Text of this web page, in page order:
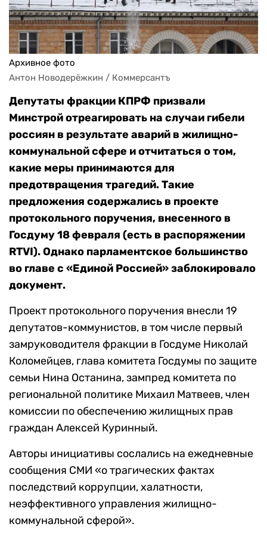
Архивное фото
Антон Новодерёжкин / Коммерсантъ
Депутаты фракции КПРФ призвали
Минстрой отреагировать на случаи гибели
россиян в результате аварий в жилищно-
коммунальной сфере и отчитаться о том,
какие меры принимаются для
предотвращения трагедий. Такие
предложения содержались в проекте
протокольного поручения, внесенного в
Госдуму 18 февраля (есть в распоряжении
RTVI). Однако парламентское большинство
во главе с «Единой Россией» заблокировало
документ.
Проект протокольного поручения внесли 19
депутатов-коммунистов, в том числе первый
замруководителя фракции в Госдуме Николай
Коломейцев, глава комитета Госдумы по защите
семьи Нина Останина, зампред комитета по
региональной политике Михаил Матвеев, член
комиссии по обеспечению жилищных прав
граждан Алексей Куринный.
Авторы инициативы сослались на ежедневные
сообщения СМИ «о трагических фактах
последствий коррупции, халатности,
неэффективного управления жилищно-
коммунальной сферой».